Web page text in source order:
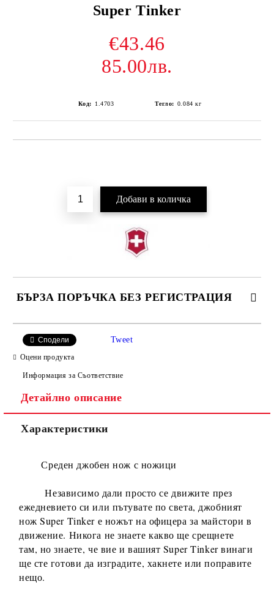
Super Tinker
€43.46
85.00лв.
Код: 1.4703 Тегло: 0.084 кг
БЪРЗА ПОРЪЧКА БЕЗ РЕГИСТРАЦИЯ
Ние ще се свържем с вас в рамките на работния ден, за
Сподели Tweet
Оцени продукта
Информация за Съответствие
Детайлно описание
Характеристики
Среден джобен нож с ножици
Независимо дали просто се движите през
ежедневието си или пътувате по света, джобният
нож Super Tinker е ножът на офицера за майстори в
движение. Никога не знаете какво ще срещнете
там, но знаете, че вие и вашият Super Tinker винаги
ще сте готови да изградите, хакнете или поправите
нещо.